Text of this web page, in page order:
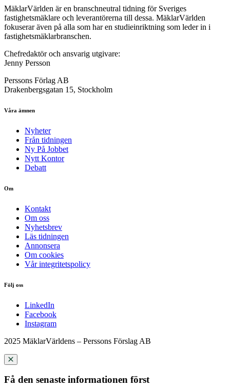
MäklarVärlden är en branschneutral tidning för Sveriges
fastighetsmäklare och leverantörerna till dessa. MäklarVärlden
fokuserar även på alla som har en studieinriktning som leder in i
fastighetsmäklarbranschen.
Chefredaktör och ansvarig utgivare:
Jenny Persson
Perssons Förlag AB
Drakenbergsgatan 15, Stockholm
Våra ämnen
Nyheter
Från tidningen
Ny På Jobbet
Nytt Kontor
Debatt
Om
Kontakt
Om oss
Nyhetsbrev
Läs tidningen
Annonsera
Om cookies
Vår integritetspolicy
Följ oss
LinkedIn
Facebook
Instagram
2025 MäklarVärldens – Perssons Förslag AB
Få den senaste informationen först